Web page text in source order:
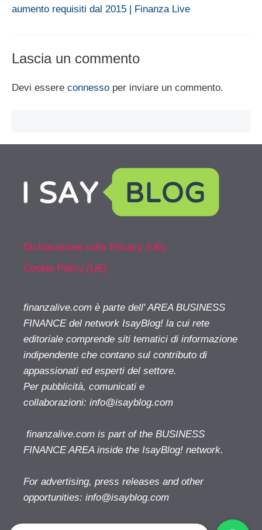
aumento requisiti dal 2015 | Finanza Live
Lascia un commento
Devi essere connesso per inviare un commento.
Dichiarazione sulla Privacy (UE)
Cookie Policy (UE)
finanzalive.com è parte dell' AREA BUSINESS
FINANCE del network IsayBlog! la cui rete
editoriale comprende siti tematici di informazione
indipendente che contano sul contributo di
appassionati ed esperti del settore.
Per pubblicità, comunicati e
collaborazioni: info@isayblog.com
finanzalive.com is part of the BUSINESS
FINANCE AREA inside the IsayBlog! network.
For advertising, press releases and other
opportunities: info@isayblog.com